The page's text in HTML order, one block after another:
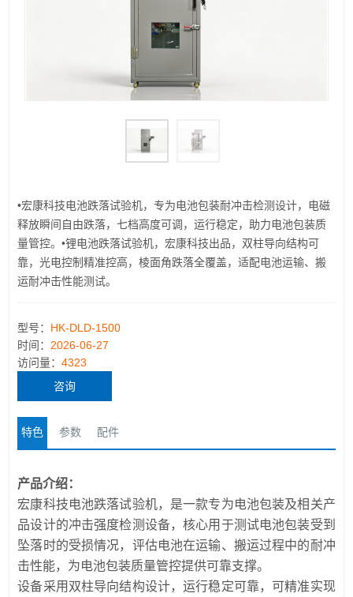
•宏康科技电池跌落试验机，专为电池包装耐冲击检测设计，电磁
释放瞬间自由跌落，七档高度可调，运行稳定，助力电池包装质
量管控。•锂电池跌落试验机，宏康科技出品，双柱导向结构可
靠，光电控制精准控高，棱面角跌落全覆盖，适配电池运输、搬
运耐冲击性能测试。
型号： HK-DLD-1500
时间： 2026-06-27
访问量：4323
咨询
特色 参数 配件
产品介绍：
宏康科技电池跌落试验机，是一款专为电池包装及相关产
品设计的冲击强度检测设备，核心用于测试电池包装受到
坠落时的受损情况，评估电池在运输、搬运过程中的耐冲
击性能，为电池包装质量管控提供可靠支撑。
设备采用双柱导向结构设计，运行稳定可靠，可精准实现